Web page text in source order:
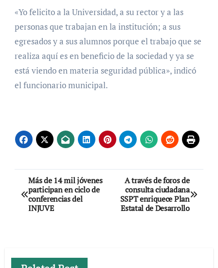
«Yo felicito a la Universidad, a su rector y a las
personas que trabajan en la institución; a sus
egresados y a sus alumnos porque el trabajo que se
realiza aquí es en beneficio de la sociedad y ya se
está viendo en materia seguridad pública», indicó
el funcionario municipal.
Navegación
de
entradas
Más de 14 mil jóvenes
participan en ciclo de
conferencias del
INJUVE
A través de foros de
consulta ciudadana
SSPT enriquece Plan
Estatal de Desarrollo